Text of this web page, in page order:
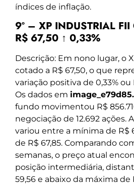
índices de inflação.
9º – XP INDUSTRIAL FII
R$ 67,50 ↑ 0,33%
Descrição: Em nono lugar, o
cotado a R$ 67,50, o que
variação positiva de 0,33% ou
Os dados em
fundo movimentou R$
negociação de 12.692 ações.
variou entre a mínima de R$
de R$ 67,85. Comparando
semanas, o preço atual
posição intermediária,
59,56 e abaixo da máxima de